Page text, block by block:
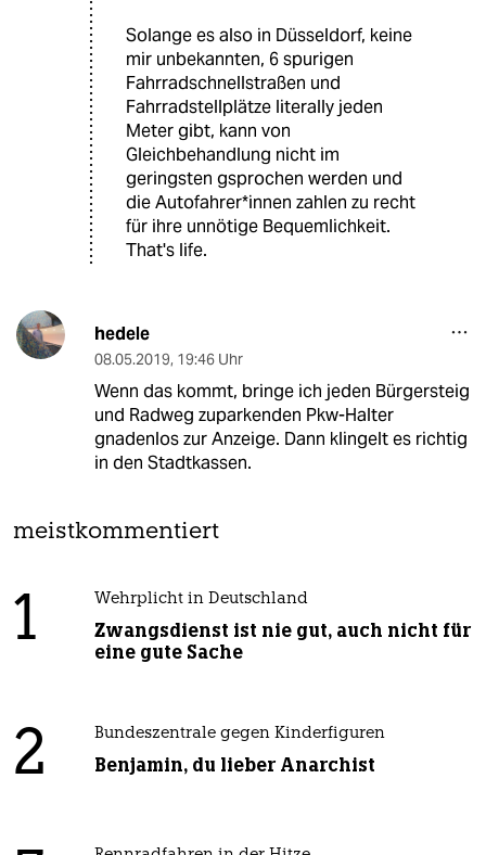
Solange es also in Düsseldorf, keine
mir unbekannten, 6 spurigen
Fahrradschnellstraßen und
Fahrradstellplätze literally jeden
Meter gibt, kann von
Gleichbehandlung nicht im
geringsten gsprochen werden und
die Autofahrer*innen zahlen zu recht
für ihre unnötige Bequemlichkeit.
That's life.
hedele
08.05.2019, 19:46 Uhr
Wenn das kommt, bringe ich jeden Bürgersteig
und Radweg zuparkenden Pkw-Halter
gnadenlos zur Anzeige. Dann klingelt es richtig
in den Stadtkassen.
meistkommentiert
1 Wehrplicht in Deutschland
Zwangsdienst ist nie gut, auch nicht für
eine gute Sache
2 Bundeszentrale gegen Kinderfiguren
Benjamin, du lieber Anarchist